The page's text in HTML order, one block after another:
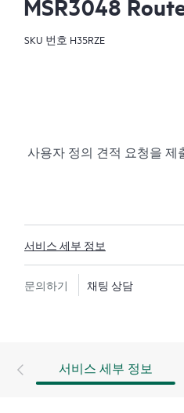
MSR3048
SKU 번호 H35RZE
사용자 정의 견적 요청을 제
서비스 세부 정보
문의하기 채팅 상담
서비스 세부 정보